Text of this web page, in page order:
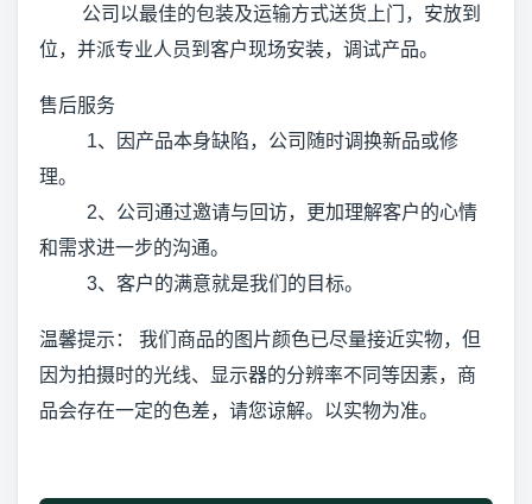
公司以最佳的包装及运输方式送货上门，安放到
位，并派专业人员到客户现场安装，调试产品。
售后服务
1、因产品本身缺陷，公司随时调换新品或修
理。
2、公司通过邀请与回访，更加理解客户的心情
和需求进一步的沟通。
3、客户的满意就是我们的目标。
温馨提示： 我们商品的图片颜色已尽量接近实物，但
因为拍摄时的光线、显示器的分辨率不同等因素，商
品会存在一定的色差，请您谅解。以实物为准。